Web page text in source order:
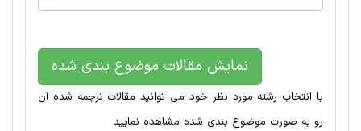
نمایش مقالات موضوع بندی شده
با انتخاب رشته مورد نظر خود می توانید مقالات ترجمه شده آن
رو به صورت موضوع بندی شده مشاهده نمایید